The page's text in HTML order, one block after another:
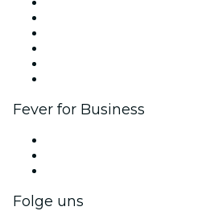
Fever for Business
Folge uns